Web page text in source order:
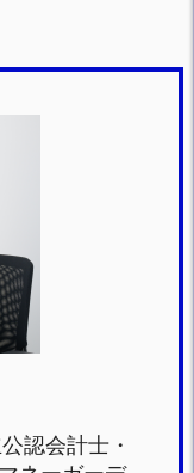
認会計士・